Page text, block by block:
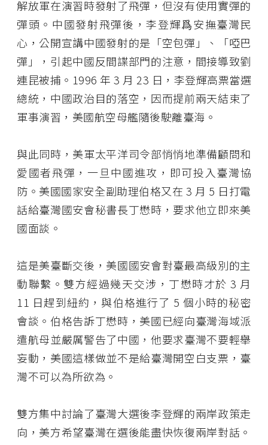
解放軍在演習時發射了飛彈，但沒有使用實彈的
彈頭。中國發射飛彈後，李登輝爲安撫臺灣民
心，公開宣講中國發射的是「空包彈」、「啞巴
彈」，引起中國反間諜部門的注意，間接導致劉
連昆被捕。1996 年 3 月 23 日，李登輝高票當選
總統，中國政治目的落空，因而提前兩天結束了
軍事演習，美國航空母艦隨後駛離臺海。
與此同時，美軍太平洋司令部悄悄地準備顧問和
愛國者飛彈，一旦中國進攻，即可投入臺灣協
防。美國國家安全副助理伯格又在 3 月 5 日打電
話給臺灣國安會秘書長丁懋時，要求他立即來美
國面談。
這是美臺斷交後，美國國安會對臺最高級別的主
動聯繫。雙方經過幾天交涉，丁懋時才於 3 月
11 日趕到紐約，與伯格進行了 5 個小時的秘密
會談。伯格告訴丁懋時，美國已經向臺灣海域派
遣航母並嚴厲警告了中國，他要求臺灣不要輕舉
妄動，美國這樣做並不是給臺灣開空白支票，臺
灣不可以為所欲為。
雙方集中討論了臺灣大選後李登輝的兩岸政策走
向，美方希望臺灣在選後能盡快恢復兩岸對話。